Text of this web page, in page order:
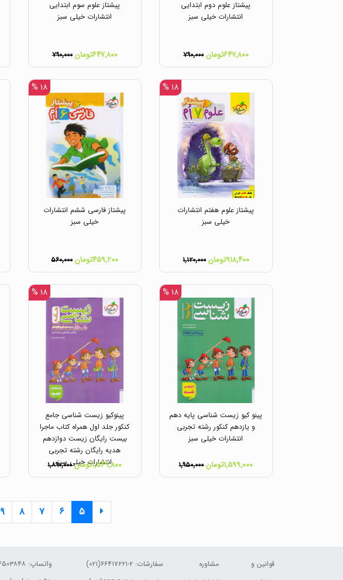
پیشتاز علوم دوم ابتدایی
انتشارات خیلی سبز
۶۴۷,۸۰۰تومان ۷۹۰,۰۰۰
پیشتاز علوم سوم ابتدایی
انتشارات خیلی سبز
۶۴۷,۸۰۰تومان ۷۹۰,۰۰۰
۱۸ %
پیشتاز علوم هفتم انتشارات
خیلی سبز
۹۱۸,۴۰۰تومان ۱,۱۲۰,۰۰۰
۱۸ %
پیشتاز فارسی ششم انتشارات
خیلی سبز
۴۵۹,۲۰۰تومان ۵۶۰,۰۰۰
۱۸ %
پینو کیو زیست شناسی پایه دهم
و یازدهم کنکور رشته تجربی
انتشارات خیلی سبز
۱,۵۹۹,۰۰۰تومان ۱,۹۵۰,۰۰۰
۱۸ %
پینوکیو زیست شناسی جامع
کنکور جلد اول همراه کتاب ماجرا
بیست رایگان زیست دوازدهم
هدیه رایگان رشته تجربی
انتشارات خیلی سبز
۱,۵۴۹,۸۰۰تومان ۱,۸۹۰,۰۰۰
۵ ۶ ۷ ۸ ۹
قوانین و مشاوره سفارشات: ۲-۶۶۴۱۷۲۲۱(۰۲۱) واتساپ: ۰۹۱۲۴۵۰۳۸۴۸